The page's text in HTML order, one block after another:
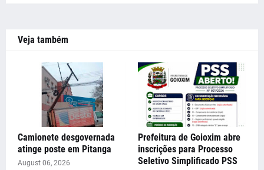
Veja também
Camionete desgovernada
atinge poste em Pitanga
August 06, 2026
Prefeitura de Goioxim abre
inscrições para Processo
Seletivo Simplificado PSS